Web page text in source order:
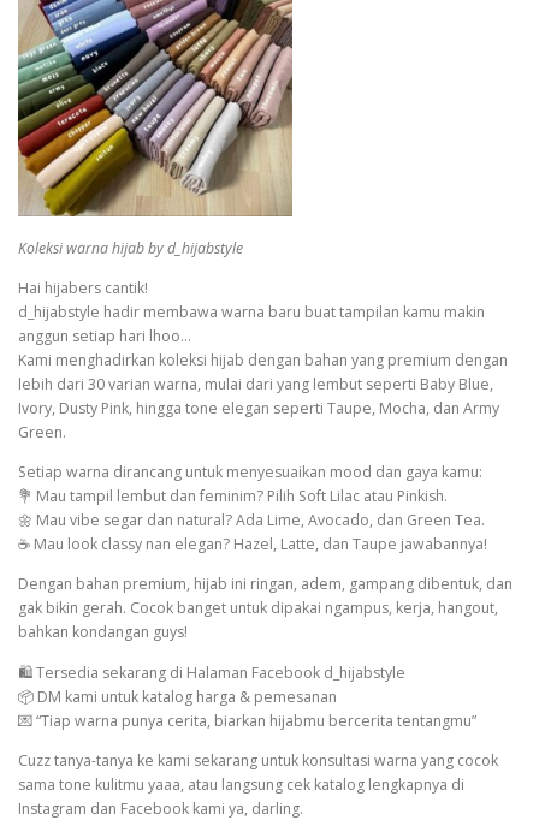
Koleksi warna hijab by d_hijabstyle
Hai hijabers cantik!
d_hijabstyle hadir membawa warna baru buat tampilan kamu makin
anggun setiap hari lhoo…
Kami menghadirkan koleksi hijab dengan bahan yang premium dengan
lebih dari 30 varian warna, mulai dari yang lembut seperti Baby Blue,
Ivory, Dusty Pink, hingga tone elegan seperti Taupe, Mocha, dan Army
Green.
Setiap warna dirancang untuk menyesuaikan mood dan gaya kamu:
💐 Mau tampil lembut dan feminim? Pilih Soft Lilac atau Pinkish.
🌼 Mau vibe segar dan natural? Ada Lime, Avocado, dan Green Tea.
☕ Mau look classy nan elegan? Hazel, Latte, dan Taupe jawabannya!
Dengan bahan premium, hijab ini ringan, adem, gampang dibentuk, dan
gak bikin gerah. Cocok banget untuk dipakai ngampus, kerja, hangout,
bahkan kondangan guys!
🛍️ Tersedia sekarang di Halaman Facebook d_hijabstyle
📦 DM kami untuk katalog harga & pemesanan
💌 “Tiap warna punya cerita, biarkan hijabmu bercerita tentangmu”
Cuzz tanya-tanya ke kami sekarang untuk konsultasi warna yang cocok
sama tone kulitmu yaaa, atau langsung cek katalog lengkapnya di
Instagram dan Facebook kami ya, darling.